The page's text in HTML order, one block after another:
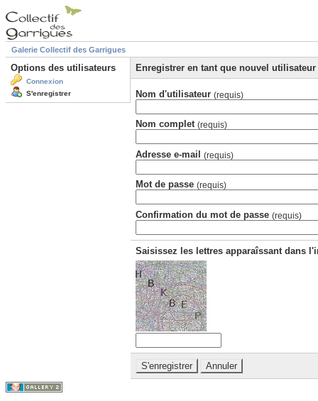
Galerie Collectif des Garrigues
Options des utilisateurs
Connexion
S'enregistrer
Enregistrer en tant que nouvel utilisateur
Nom d'utilisateur (requis)
Nom complet (requis)
Adresse e-mail (requis)
Mot de passe (requis)
Confirmation du mot de passe (requis)
Saisissez les lettres apparaîssant dans